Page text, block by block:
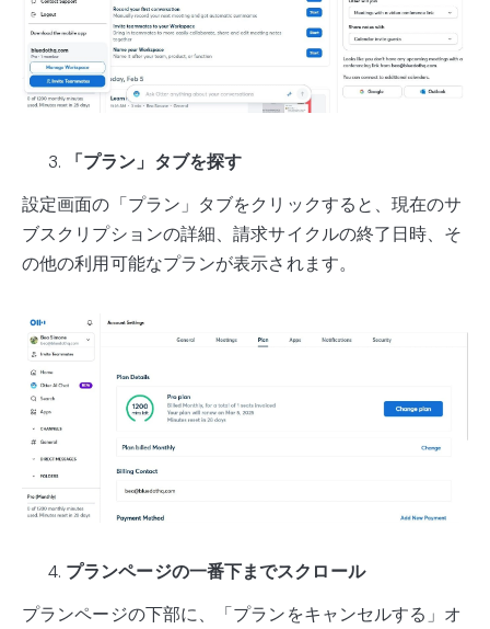
「プラン」タブを探す
設定画面の「プラン」タブをクリックすると、現在のサ
ブスクリプションの詳細、請求サイクルの終了日時、そ
の他の利用可能なプランが表示されます。
プランページの一番下までスクロール
プランページの下部に、「プランをキャンセルする」オ